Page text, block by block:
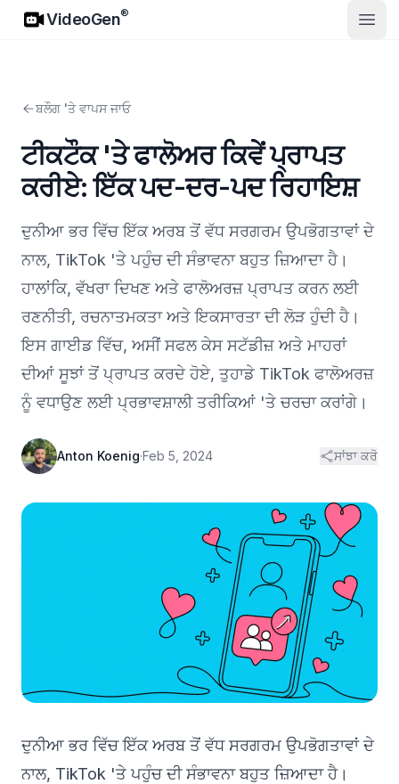
VideoGen
VideoGen®
ਮੁੱਖ
ਬਲੌਗ 'ਤੇ ਵਾਪਸ ਜਾਓ
ਟੀਕਟੌਕ 'ਤੇ ਫਾਲੋਅਰ ਕਿਵੇਂ ਪ੍ਰਾਪਤ
ਕਰੀਏ: ਇੱਕ ਪਦ-ਦਰ-ਪਦ ਰਿਹਾਇਸ਼
ਦੁਨੀਆ ਭਰ ਵਿੱਚ ਇੱਕ ਅਰਬ ਤੋਂ ਵੱਧ ਸਰਗਰਮ ਉਪਭੋਗਤਾਵਾਂ ਦੇ
ਨਾਲ, TikTok 'ਤੇ ਪਹੁੰਚ ਦੀ ਸੰਭਾਵਨਾ ਬਹੁਤ ਜ਼ਿਆਦਾ ਹੈ।
ਹਾਲਾਂਕਿ, ਵੱਖਰਾ ਦਿਖਣ ਅਤੇ ਫਾਲੋਅਰਜ਼ ਪ੍ਰਾਪਤ ਕਰਨ ਲਈ
ਰਣਨੀਤੀ, ਰਚਨਾਤਮਕਤਾ ਅਤੇ ਇਕਸਾਰਤਾ ਦੀ ਲੋੜ ਹੁੰਦੀ ਹੈ।
ਇਸ ਗਾਈਡ ਵਿੱਚ, ਅਸੀਂ ਸਫਲ ਕੇਸ ਸਟੱਡੀਜ਼ ਅਤੇ ਮਾਹਰਾਂ
ਦੀਆਂ ਸੂਝਾਂ ਤੋਂ ਪ੍ਰਾਪਤ ਕਰਦੇ ਹੋਏ, ਤੁਹਾਡੇ TikTok ਫਾਲੋਅਰਜ਼
ਨੂੰ ਵਧਾਉਣ ਲਈ ਪ੍ਰਭਾਵਸ਼ਾਲੀ ਤਰੀਕਿਆਂ 'ਤੇ ਚਰਚਾ ਕਰਾਂਗੇ।
Anton Koenig·Feb 5, 2024 ਸਾਂਝਾ ਕਰੋ
ਦੁਨੀਆ ਭਰ ਵਿੱਚ ਇੱਕ ਅਰਬ ਤੋਂ ਵੱਧ ਸਰਗਰਮ ਉਪਭੋਗਤਾਵਾਂ ਦੇ
ਨਾਲ, TikTok 'ਤੇ ਪਹੁੰਚ ਦੀ ਸੰਭਾਵਨਾ ਬਹੁਤ ਜ਼ਿਆਦਾ ਹੈ।